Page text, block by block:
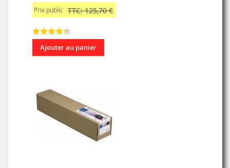
Prix public TTC: 125,70 €
Ajouter au panier